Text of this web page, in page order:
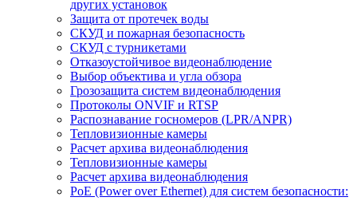
других установок
Защита от протечек воды
СКУД и пожарная безопасность
СКУД с турникетами
Отказоустойчивое видеонаблюдение
Выбор объектива и угла обзора
Грозозащита систем видеонаблюдения
Протоколы ONVIF и RTSP
Распознавание госномеров (LPR/ANPR)
Тепловизионные камеры
Расчет архива видеонаблюдения
Тепловизионные камеры
Расчет архива видеонаблюдения
PoE (Power over Ethernet) для систем безопасности: